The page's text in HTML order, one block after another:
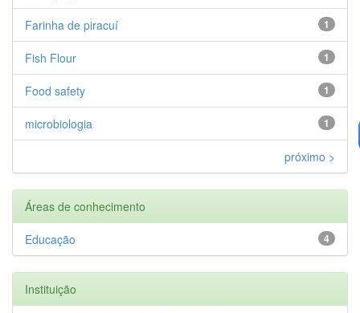
1
Farinha de piracuí
1
Fish Flour
1
Food safety
1
microbiologia
próximo >
Áreas de conhecimento
4
Educação
Instituição